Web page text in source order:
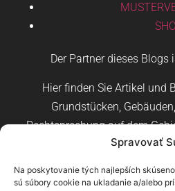
Spravovať
Na poskytovanie tých najlepších
sú súbory cookie na ukladanie a/alebo
Der Partner dieses Blogs
Hier finden Sie Artikel und
Grundstücken,
Rechtsprechung auf dem